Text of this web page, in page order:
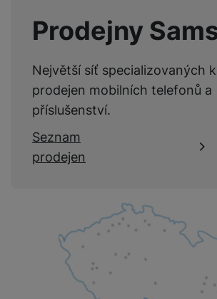
Prodejny
Největší síť specializovaných
prodejen mobilních telefonů a
příslušenství.
Seznam
prodejen